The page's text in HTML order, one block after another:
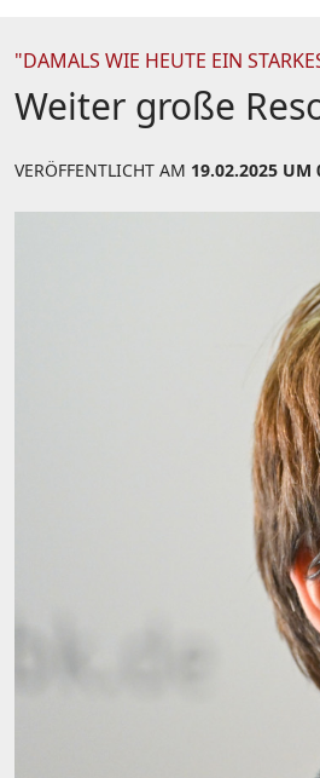
"DAMALS WIE HEUTE EIN
Weiter große
VERÖFFENTLICHT AM 19.02.2025 UM